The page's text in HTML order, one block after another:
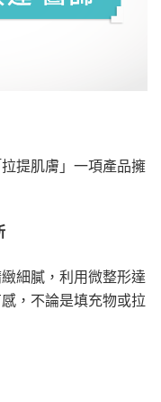
提肌膚」一項產品擁
細膩，利用微整形達
，不論是填充物或拉